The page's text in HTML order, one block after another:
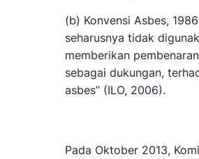
(b) Konvensi Asbes,
seharusnya tidak
memberikan
sebagai dukungan,
asbes” (ILO, 2006).
Pada Oktober 2013,